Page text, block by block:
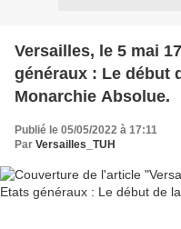
Versailles, le 5 mai
généraux : Le début
Monarchie Absolue.
Publié le 05/05/2022 à 17:11
Par Versailles_TUH